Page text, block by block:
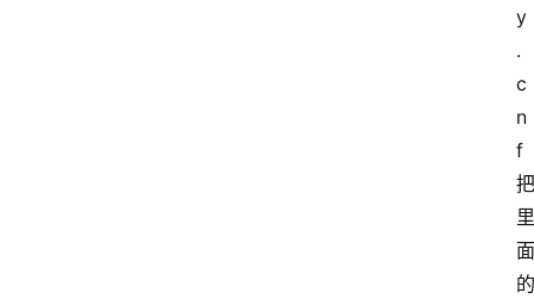
y
.
c
n
f
把
里
面
的